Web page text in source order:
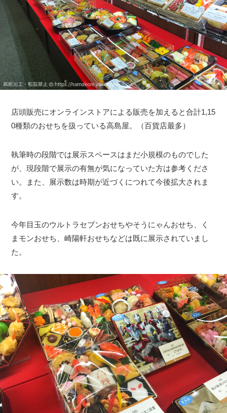
店頭販売にオンラインストアによる販売を加えると合計1,15
0種類のおせちを扱っている高島屋。（百貨店最多）
執筆時の段階では展示スペースはまだ小規模のものでした
が、現段階で展示の有無が気になっていた方は参考くださ
い。また、展示数は時期が近づくにつれて今後拡大されま
す。
今年目玉のウルトラセブンおせちやそうにゃんおせち、く
まモンおせち、崎陽軒おせちなどは既に展示されていまし
た。